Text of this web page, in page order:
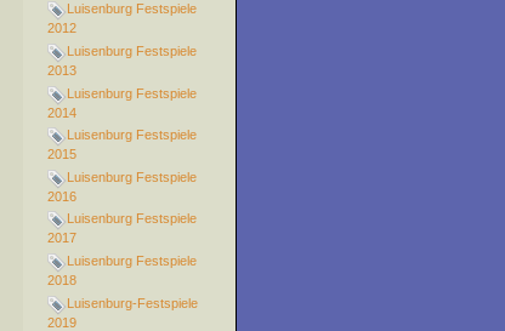
Luisenburg Festspiele
2012
Luisenburg Festspiele
2013
Luisenburg Festspiele
2014
Luisenburg Festspiele
2015
Luisenburg Festspiele
2016
Luisenburg Festspiele
2017
Luisenburg Festspiele
2018
Luisenburg-Festspiele
2019